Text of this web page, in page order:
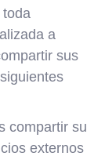
toda
a
sus
compartir su
externos